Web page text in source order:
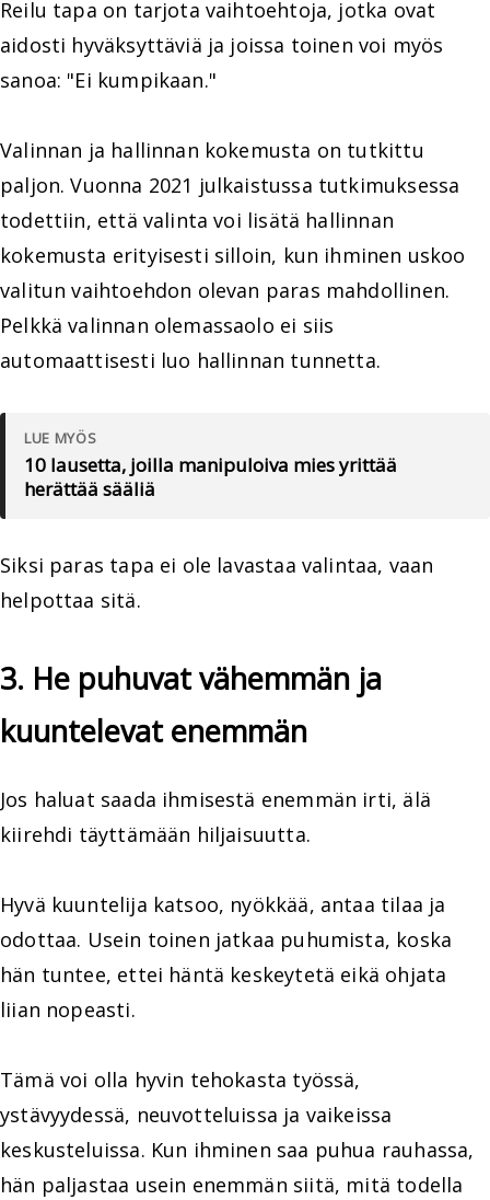
Reilu tapa on tarjota vaihtoehtoja, jotka ovat
aidosti hyväksyttäviä ja joissa toinen voi myös
sanoa: "Ei kumpikaan."
Valinnan ja hallinnan kokemusta on tutkittu
paljon. Vuonna 2021 julkaistussa tutkimuksessa
todettiin, että valinta voi lisätä hallinnan
kokemusta erityisesti silloin, kun ihminen uskoo
valitun vaihtoehdon olevan paras mahdollinen.
Pelkkä valinnan olemassaolo ei siis
automaattisesti luo hallinnan tunnetta.
LUE MYÖS
10 lausetta, joilla manipuloiva mies yrittää
herättää sääliä
Siksi paras tapa ei ole lavastaa valintaa, vaan
helpottaa sitä.
3. He puhuvat vähemmän ja
kuuntelevat enemmän
Jos haluat saada ihmisestä enemmän irti, älä
kiirehdi täyttämään hiljaisuutta.
Hyvä kuuntelija katsoo, nyökkää, antaa tilaa ja
odottaa. Usein toinen jatkaa puhumista, koska
hän tuntee, ettei häntä keskeytetä eikä ohjata
liian nopeasti.
Tämä voi olla hyvin tehokasta työssä,
ystävyydessä, neuvotteluissa ja vaikeissa
keskusteluissa. Kun ihminen saa puhua rauhassa,
hän paljastaa usein enemmän siitä, mitä todella